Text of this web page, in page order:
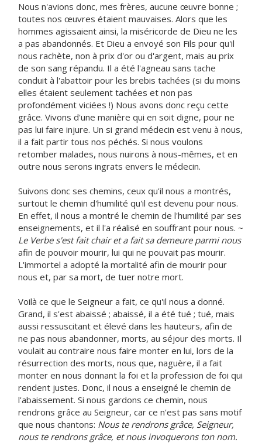
Nous n'avions donc, mes frères, aucune œuvre bonne ;
toutes nos œuvres étaient mauvaises. Alors que les
hommes agissaient ainsi, la miséricorde de Dieu ne les
a pas abandonnés. Et Dieu a envoyé son Fils pour qu'il
nous rachète, non à prix d'or ou d'argent, mais au prix
de son sang répandu. Il a été l'agneau sans tache
conduit à l'abattoir pour les brebis tachées (si du moins
elles étaient seulement tachées et non pas
profondément viciées !) Nous avons donc reçu cette
grâce. Vivons d'une manière qui en soit digne, pour ne
pas lui faire injure. Un si grand médecin est venu à nous,
il a fait partir tous nos péchés. Si nous voulons
retomber malades, nous nuirons à nous-mêmes, et en
outre nous serons ingrats envers le médecin.
Suivons donc ses chemins, ceux qu'il nous a montrés,
surtout le chemin d'humilité qu'il est devenu pour nous.
En effet, il nous a montré le chemin de l'humilité par ses
enseignements, et il l'a réalisé en souffrant pour nous. ~
Le Verbe s'est fait chair et a fait sa demeure parmi nous
afin de pouvoir mourir, lui qui ne pouvait pas mourir.
L'immortel a adopté la mortalité afin de mourir pour
nous et, par sa mort, de tuer notre mort.
Voilà ce que le Seigneur a fait, ce qu'il nous a donné.
Grand, il s'est abaissé ; abaissé, il a été tué ; tué, mais
aussi ressuscitant et élevé dans les hauteurs, afin de
ne pas nous abandonner, morts, au séjour des morts. Il
voulait au contraire nous faire monter en lui, lors de la
résurrection des morts, nous que, naguère, il a fait
monter en nous donnant la foi et la profession de foi qui
rendent justes. Donc, il nous a enseigné le chemin de
l'abaissement. Si nous gardons ce chemin, nous
rendrons grâce au Seigneur, car ce n'est pas sans motif
que nous chantons: Nous te rendrons grâce, Seigneur,
nous te rendrons grâce, et nous invoquerons ton nom.